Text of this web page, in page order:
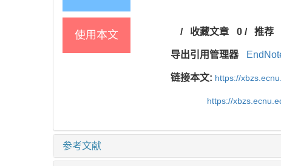
使用本文 / 收藏文章 0/ 推荐
导出引用管理器
链接本文: https://
https://
参考文献